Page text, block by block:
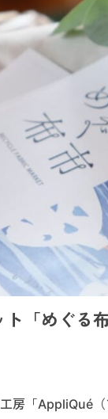
「めぐる
房「AppliQué